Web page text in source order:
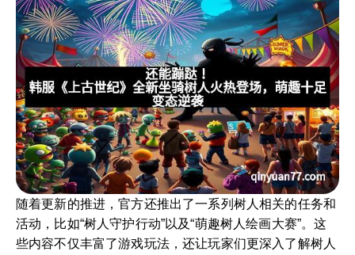
随着更新的推进，官方还推出了一系列树人相关的任务和
活动，比如“树人守护行动”以及“萌趣树人绘画大赛”。这
些内容不仅丰富了游戏玩法，还让玩家们更深入了解树人